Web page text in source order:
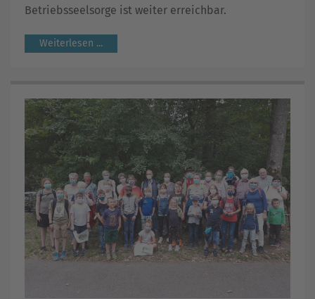
Betriebsseelsorge ist weiter erreichbar.
Weiterlesen ...